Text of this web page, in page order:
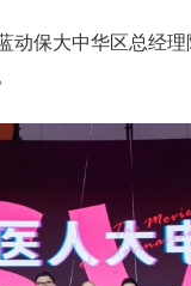
动保大中华区总经